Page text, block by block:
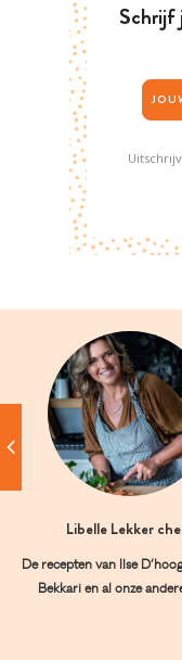
Schrijf
Libelle Lekker
De recepten van Ilse
Bekkari en al onze